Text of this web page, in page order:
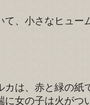
て、小さなヒュー
カは、赤と緑の紙
に女の子は火がつ